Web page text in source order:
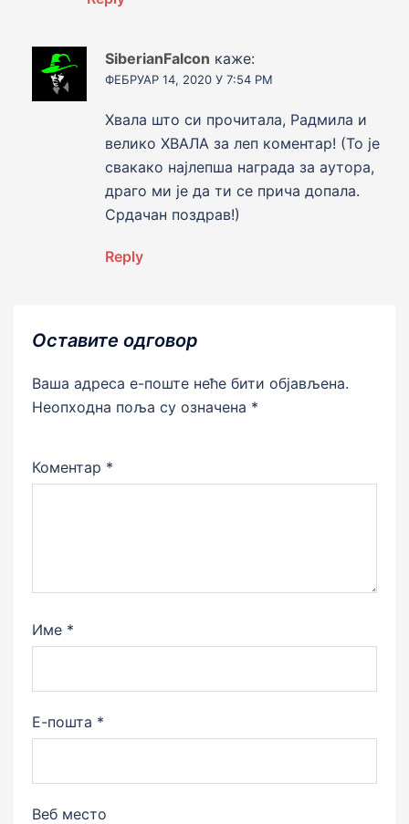
SiberianFalcon каже:
ФЕБРУАР 14, 2020 У 7:54 PM
Хвала што си прочитала, Радмила и
велико ХВАЛА за леп коментар! (То jе
свакако наjлепша награда за аутора,
драго ми jе да ти се прича допала.
Срдачан поздрав!)
Reply
Оставите одговор
Ваша адреса е-поште неће бити објављена.
Неопходна поља су означена *
Коментар *
Име *
Е-пошта *
Веб место